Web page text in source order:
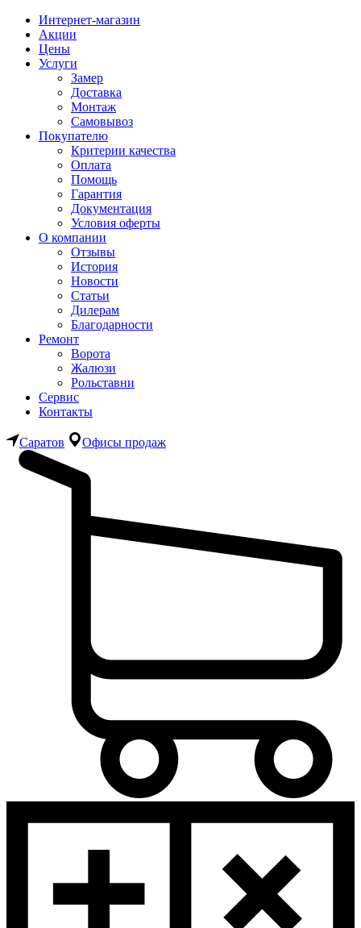
Интернет-магазин
Акции
Цены
Услуги
Замер
Доставка
Монтаж
Самовывоз
Покупателю
Критерии качества
Оплата
Помощь
Гарантия
Документация
Условия оферты
О компании
Отзывы
История
Новости
Статьи
Дилерам
Благодарности
Ремонт
Ворота
Жалюзи
Рольставни
Сервис
Контакты
Саратов Офисы продаж